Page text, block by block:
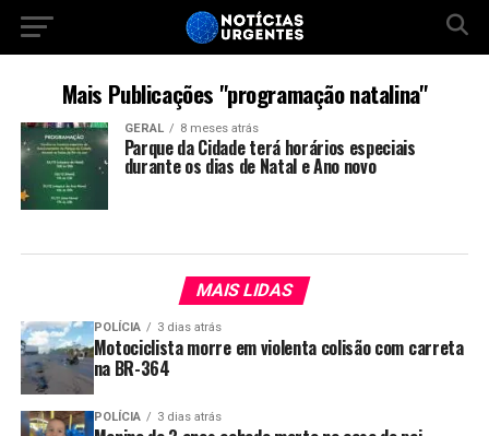
Mais Publicações "programação natalina"
GERAL 8 meses atrás
Parque da Cidade terá horários especiais
durante os dias de Natal e Ano novo
MAIS LIDAS
POLÍCIA 3 dias atrás
Motociclista morre em violenta colisão com carreta
na BR-364
POLÍCIA 3 dias atrás